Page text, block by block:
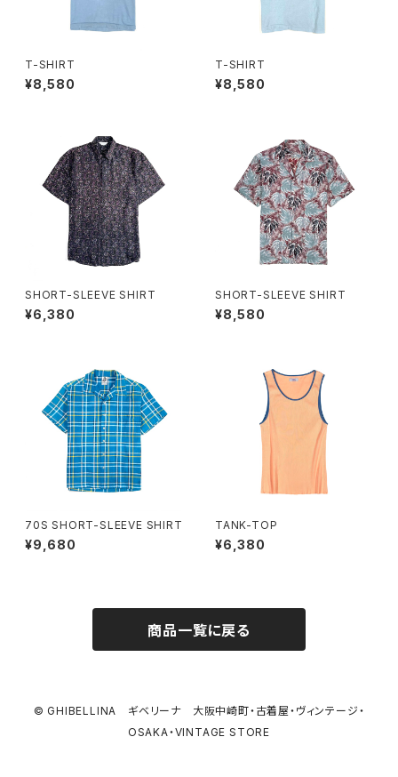
T-SHIRT
¥8,580
T-SHIRT
¥8,580
SHORT-SLEEVE SHIRT
¥6,380
SHORT-SLEEVE SHIRT
¥8,580
70S SHORT-SLEEVE SHIRT
¥9,680
TANK-TOP
¥6,380
商品一覧に戻る
© GHIBELLINA ギベリーナ 大阪中崎町・古着屋・ヴィンテージ・
OSAKA・VINTAGE STORE